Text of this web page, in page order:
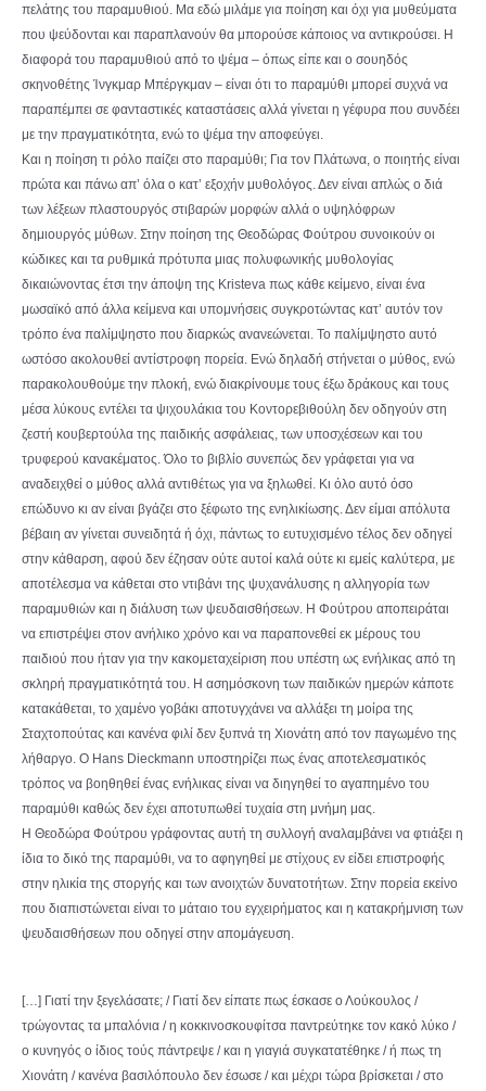
πελάτης του παραμυθιού. Μα εδώ μιλάμε για ποίηση και όχι για μυθεύματα
που ψεύδονται και παραπλανούν θα μπορούσε κάποιος να αντικρούσει. Η
διαφορά του παραμυθιού από το ψέμα – όπως είπε και ο σουηδός
σκηνοθέτης Ίνγκμαρ Μπέργκμαν – είναι ότι το παραμύθι μπορεί συχνά να
παραπέμπει σε φανταστικές καταστάσεις αλλά γίνεται η γέφυρα που συνδέει
με την πραγματικότητα, ενώ το ψέμα την αποφεύγει.
Και η ποίηση τι ρόλο παίζει στο παραμύθι; Για τον Πλάτωνα, ο ποιητής είναι
πρώτα και πάνω απ’ όλα ο κατ’ εξοχήν μυθολόγος. Δεν είναι απλώς ο διά
των λέξεων πλαστουργός στιβαρών μορφών αλλά ο υψηλόφρων
δημιουργός μύθων. Στην ποίηση της Θεοδώρας Φούτρου συνοικούν οι
κώδικες και τα ρυθμικά πρότυπα μιας πολυφωνικής μυθολογίας
δικαιώνοντας έτσι την άποψη της Kristeva πως κάθε κείμενο, είναι ένα
μωσαϊκό από άλλα κείμενα και υπομνήσεις συγκροτώντας κατ’ αυτόν τον
τρόπο ένα παλίμψηστο που διαρκώς ανανεώνεται. Το παλίμψηστο αυτό
ωστόσο ακολουθεί αντίστροφη πορεία. Ενώ δηλαδή στήνεται ο μύθος, ενώ
παρακολουθούμε την πλοκή, ενώ διακρίνουμε τους έξω δράκους και τους
μέσα λύκους εντέλει τα ψιχουλάκια του Κοντορεβιθούλη δεν οδηγούν στη
ζεστή κουβερτούλα της παιδικής ασφάλειας, των υποσχέσεων και του
τρυφερού κανακέματος. Όλο το βιβλίο συνεπώς δεν γράφεται για να
αναδειχθεί ο μύθος αλλά αντιθέτως για να ξηλωθεί. Κι όλο αυτό όσο
επώδυνο κι αν είναι βγάζει στο ξέφωτο της ενηλικίωσης. Δεν είμαι απόλυτα
βέβαιη αν γίνεται συνειδητά ή όχι, πάντως το ευτυχισμένο τέλος δεν οδηγεί
στην κάθαρση, αφού δεν έζησαν ούτε αυτοί καλά ούτε κι εμείς καλύτερα, με
αποτέλεσμα να κάθεται στο ντιβάνι της ψυχανάλυσης η αλληγορία των
παραμυθιών και η διάλυση των ψευδαισθήσεων. Η Φούτρου αποπειράται
να επιστρέψει στον ανήλικο χρόνο και να παραπονεθεί εκ μέρους του
παιδιού που ήταν για την κακομεταχείριση που υπέστη ως ενήλικας από τη
σκληρή πραγματικότητά του. Η ασημόσκονη των παιδικών ημερών κάποτε
κατακάθεται, το χαμένο γοβάκι αποτυγχάνει να αλλάξει τη μοίρα της
Σταχτοπούτας και κανένα φιλί δεν ξυπνά τη Χιονάτη από τον παγωμένο της
λήθαργο. Ο Hans Dieckmann υποστηρίζει πως ένας αποτελεσματικός
τρόπος να βοηθηθεί ένας ενήλικας είναι να διηγηθεί το αγαπημένο του
παραμύθι καθώς δεν έχει αποτυπωθεί τυχαία στη μνήμη μας.
Η Θεοδώρα Φούτρου γράφοντας αυτή τη συλλογή αναλαμβάνει να φτιάξει η
ίδια το δικό της παραμύθι, να το αφηγηθεί με στίχους εν είδει επιστροφής
στην ηλικία της στοργής και των ανοιχτών δυνατοτήτων. Στην πορεία εκείνο
που διαπιστώνεται είναι το μάταιο του εγχειρήματος και η κατακρήμνιση των
ψευδαισθήσεων που οδηγεί στην απομάγευση.
[…] Γιατί την ξεγελάσατε; / Γιατί δεν είπατε πως έσκασε ο Λούκουλος /
τρώγοντας τα μπαλόνια / η κοκκινοσκουφίτσα παντρεύτηκε τον κακό λύκο /
ο κυνηγός ο ίδιος τούς πάντρεψε / και η γιαγιά συγκατατέθηκε / ή πως τη
Χιονάτη / κανένα βασιλόπουλο δεν έσωσε / και μέχρι τώρα βρίσκεται / στο